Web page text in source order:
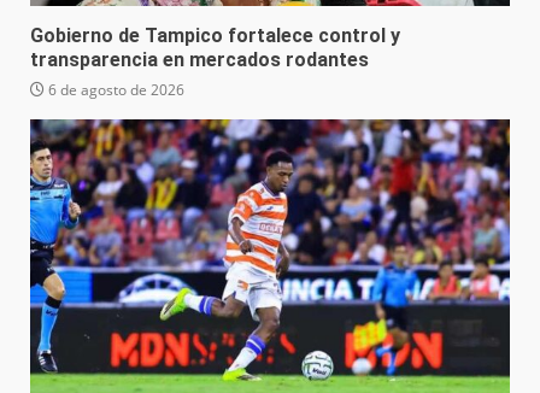
Gobierno de Tampico fortalece control y
transparencia en mercados rodantes
6 de agosto de 2026